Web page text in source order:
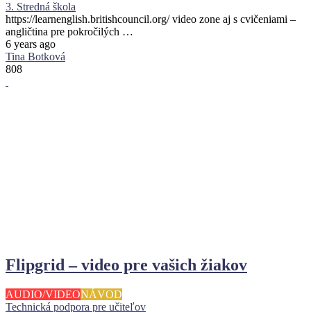
3. Stredná škola
https://learnenglish.britishcouncil.org/ video zone aj s cvičeniami –
angličtina pre pokročilých …
6 years ago
Tina Botková
808
Flipgrid – video pre vašich žiakov
AUDIO/VIDEONÁVOD
Technická podpora pre učiteľov